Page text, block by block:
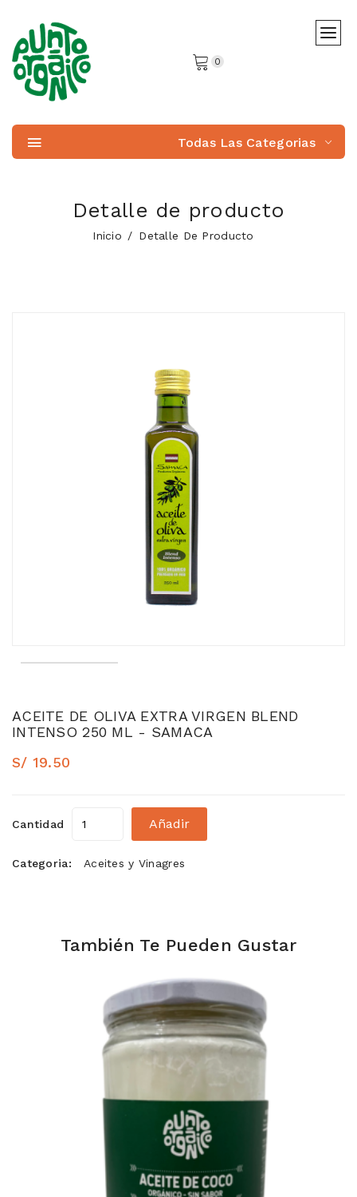
0
Todas Las Categorias
Detalle de producto
Inicio Detalle De Producto
ACEITE DE OLIVA EXTRA VIRGEN BLEND
INTENSO 250 ML - SAMACA
S/ 19.50
Cantidad Añadir
Categoria: Aceites y Vinagres
También Te Pueden Gustar